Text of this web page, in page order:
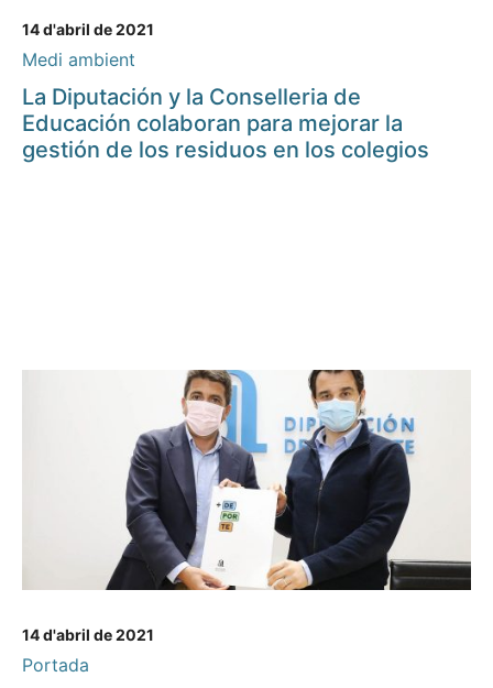
14 d'abril de 2021
Medi ambient
La Diputación y la Conselleria de
Educación colaboran para mejorar la
gestión de los residuos en los colegios
14 d'abril de 2021
Portada